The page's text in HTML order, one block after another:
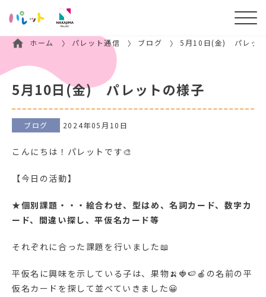
ホーム パレット通信 ブログ 5月10日(金) パレッ
5月10日(金) パレットの様子
ブログ 2024年05月10日
こんにちは！パレットです🎨
【今日の活動】
★個別課題・・・絵合わせ、型はめ、名詞カード、数字カ
ード、間違い探し、平仮名カード等
それぞれに合った課題を行いました📖
平仮名に興味を示している子は、果物🍌🍓🍉🍎の名前の平
仮名カードを探して並べていきました😀